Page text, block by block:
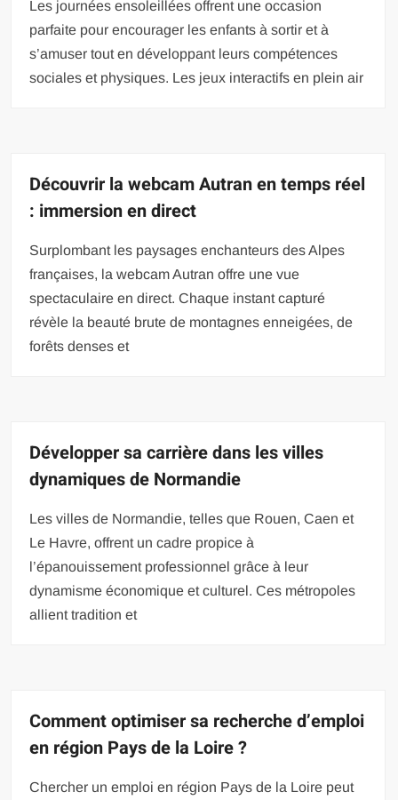
Les journées ensoleillées offrent une occasion
parfaite pour encourager les enfants à sortir et à
s’amuser tout en développant leurs compétences
sociales et physiques. Les jeux interactifs en plein air
Découvrir la webcam Autran en temps réel
: immersion en direct
Surplombant les paysages enchanteurs des Alpes
françaises, la webcam Autran offre une vue
spectaculaire en direct. Chaque instant capturé
révèle la beauté brute de montagnes enneigées, de
forêts denses et
Développer sa carrière dans les villes
dynamiques de Normandie
Les villes de Normandie, telles que Rouen, Caen et
Le Havre, offrent un cadre propice à
l’épanouissement professionnel grâce à leur
dynamisme économique et culturel. Ces métropoles
allient tradition et
Comment optimiser sa recherche d’emploi
en région Pays de la Loire ?
Chercher un emploi en région Pays de la Loire peut